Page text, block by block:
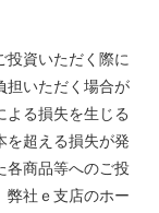
投資いただく際に
担いただく場合が
よる損失を生じる
を超える損失が発
各商品等へのご投
弊社ｅ支店のホー